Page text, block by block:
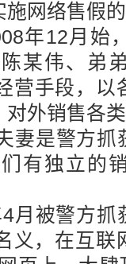
网络售假
年12月始
某伟、弟
营手段，
对外销售各
妻是警方
有独立的
月被警方
义，在互联